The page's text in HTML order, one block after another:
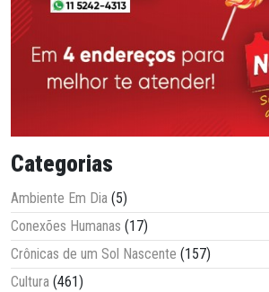
Categorias
Ambiente Em Dia (5)
Conexões Humanas (17)
Crônicas de um Sol Nascente (157)
Cultura (461)